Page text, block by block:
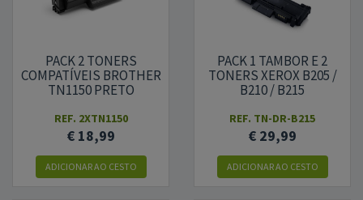
PACK 2 TONERS
COMPATÍVEIS BROTHER
TN1150 PRETO
REF. 2XTN1150
€ 18,99
ADICIONAR AO CESTO
PACK 1 TAMBOR E 2
TONERS XEROX B205 /
B210 / B215
REF. TN-DR-B215
€ 29,99
ADICIONAR AO CESTO